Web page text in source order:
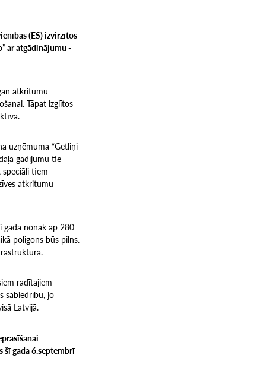
(ES) izvirzītos
ar atgādinājumu ­-
atkritumu
Tāpat izglītos
uzņēmuma “Getliņi
gadījumu tie
speciāli tiem
atkritumu
gadā nonāk ap 280
poligons būs pilns.
radītajiem
sabiedrību, jo
Latvijā.
šī gada 6.septembrī